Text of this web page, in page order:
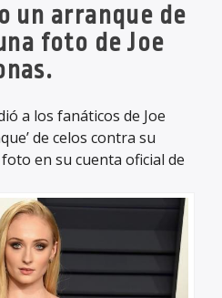
un arranque de
foto de Joe
a los fanáticos de Joe
de celos contra su
en su cuenta oficial de